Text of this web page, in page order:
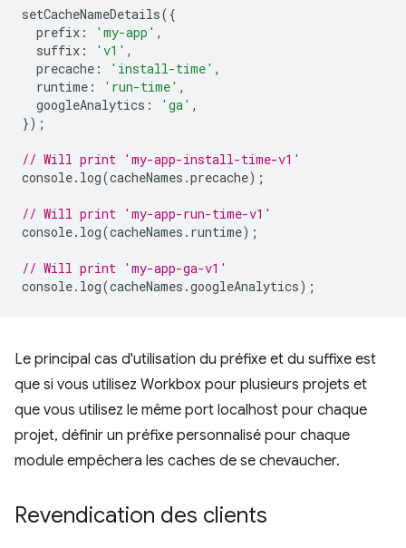
setCacheNameDetails({
prefix : 'my-app' ,
suffix : 'v1' ,
precache : 'install-time' ,
runtime : 'run-time' ,
googleAnalytics : 'ga' ,
});
// Will print 'my-app-install-time-v1'
console. log(cacheNames .precache);
// Will print 'my-app-run-time-v1'
console. log(cacheNames . runtime);
// Will print 'my-app-ga-v1'
console. log(cacheNames .googleAnalytics);
Le principal cas d'utilisation du préfixe et du suffixe est
que si vous utilisez Workbox pour plusieurs projets et
que vous utilisez le même port localhost pour chaque
projet, définir un préfixe personnalisé pour chaque
module empêchera les caches de se chevaucher.
Revendication des clients